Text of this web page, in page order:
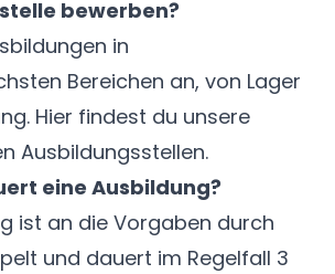
bewerben?
in
Bereichen an, von Lager
Hier findest du unsere
Ausbildungsstellen.
eine Ausbildung?
ist an die Vorgaben durch
und dauert im Regelfall 3